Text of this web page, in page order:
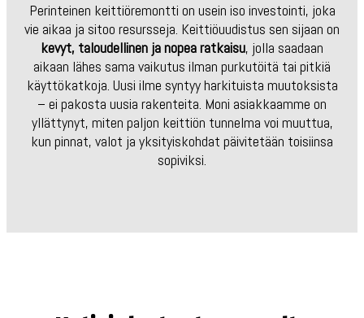
Perinteinen keittiöremontti on usein iso investointi, joka
vie aikaa ja sitoo resursseja. Keittiöuudistus sen sijaan on
kevyt, taloudellinen ja nopea ratkaisu, jolla saadaan
aikaan lähes sama vaikutus ilman purkutöitä tai pitkiä
käyttökatkoja. Uusi ilme syntyy harkituista muutoksista
– ei pakosta uusia rakenteita. Moni asiakkaamme on
yllättynyt, miten paljon keittiön tunnelma voi muuttua,
kun pinnat, valot ja yksityiskohdat päivitetään toisiinsa
sopiviksi.